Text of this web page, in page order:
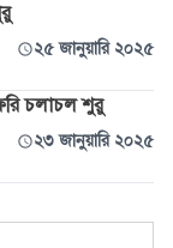
২৫ জানুয়ারি ২০২৫
চলাচল শুরু
২৩ জানুয়ারি ২০২৫